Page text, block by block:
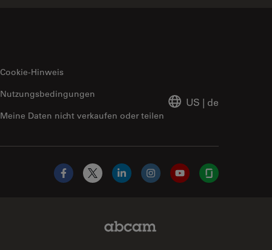
Cookie-Hinweis
Meine Daten nicht verkaufen oder teilen
Nutzungsbedingungen
US | de
Facebook
X LinkedInInstagramYouTubeGlassdoor